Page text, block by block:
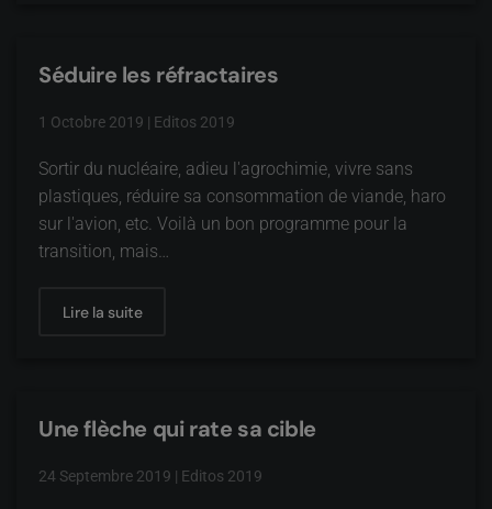
Séduire les réfractaires
1 Octobre 2019 | Editos 2019
Sortir du nucléaire, adieu l'agrochimie, vivre sans
plastiques, réduire sa consommation de viande, haro
sur l'avion, etc. Voilà un bon programme pour la
transition, mais…
Lire la suite
Une flèche qui rate sa cible
24 Septembre 2019 | Editos 2019